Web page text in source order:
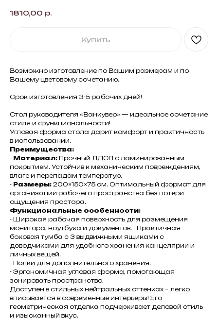
1810,00 р.
Купить
Возможно изготовление по Вашим размерам и по
Вашему цветовому сочетанию.
Срок изготовления 3-5 рабочих дней!
Стол руководителя «Ванкувер» — идеальное сочетание
стиля и функциональности!
Угловая форма стола дарит комфорт и практичность
в использовании.
Преимущества:
- Материал: Прочный ЛДСП с ламинированным
покрытием. Устойчив к механическим повреждениям,
влаге и перепадам температур.
- Размеры: 200×150×75 см. Оптимальный формат для
организации рабочего пространства без потери
ощущения простора.
Функциональные особенности:
- Широкая рабочая поверхность для размещения
монитора, ноутбука и документов. - Практичная
боковая тумба с 3 выдвижными ящиками с
доводчиками для удобного хранения канцелярии и
личных вещей.
- Полки для дополнительного хранения.
- Эргономичная угловая форма, помогающая
зонировать пространство.
Доступен в стильных нейтральных оттенках – легко
вписывается в современные интерьеры! Его
геометрическая отделка подчеркивает деловой стиль
и изысканный вкус.